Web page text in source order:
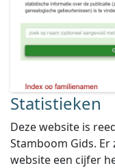
Statistieken
Deze website is
Stamboom Gids. Er
website een cijfer